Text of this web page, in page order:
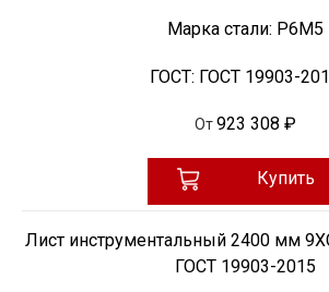
Марка стали: Р6М5
ГОСТ: ГОСТ 19903-
От 923 308 ₽
Купить
Лист инструментальный 2400 мм
ГОСТ 19903-2015